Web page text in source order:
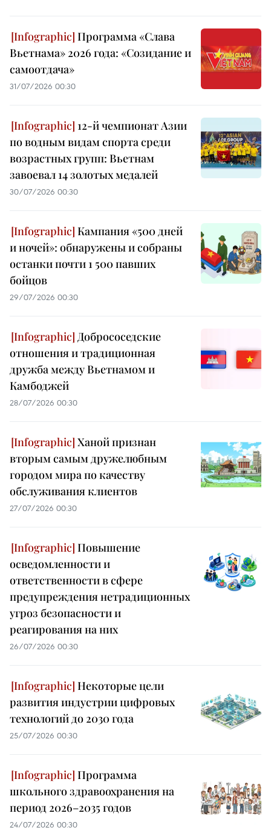
Программа «Слава
Вьетнама» 2026 года: «Созидание и
самоотдача»
31/07/2026 00:30
12-й чемпионат Азии
по водным видам спорта среди
возрастных групп: Вьетнам
завоевал 14 золотых медалей
30/07/2026 00:30
Кампания «500 дней
и ночей»: обнаружены и собраны
останки почти 1 500 павших
бойцов
29/07/2026 00:30
Добрососедские
отношения и традиционная
дружба между Вьетнамом и
Камбоджей
28/07/2026 00:30
Ханой признан
вторым самым дружелюбным
городом мира по качеству
обслуживания клиентов
27/07/2026 00:30
Повышение
осведомленности и
ответственности в сфере
предупреждения нетрадиционных
угроз безопасности и
реагирования на них
26/07/2026 00:30
Некоторые цели
развития индустрии цифровых
технологий до 2030 года
25/07/2026 00:30
Программа
школьного здравоохранения на
период 2026–2035 годов
24/07/2026 00:30